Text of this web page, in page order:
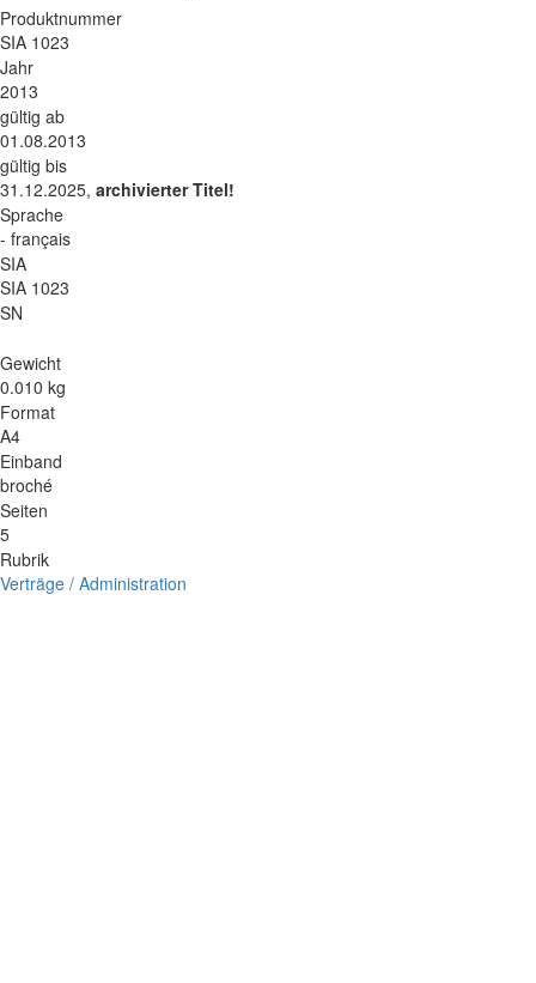
Produktnummer
SIA 1023
Jahr
2013
gültig ab
01.08.2013
gültig bis
31.12.2025, archivierter Titel!
Sprache
- français
SIA
SIA 1023
SN
Gewicht
0.010 kg
Format
A4
Einband
broché
Seiten
5
Rubrik
Verträge / Administration